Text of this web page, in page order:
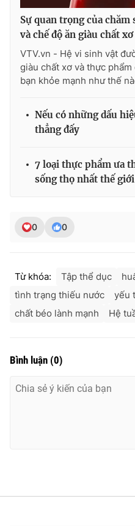
Ðiện thoại Thời báo VTV:
Email:toasoan@vtv.vn
Liên hệ quảng cáo:024-
thuận bằng văn bản. Ghi rõ
Sự quan trọng của
và chế độ ăn giàu chất xơ
VTV.vn - Hệ vi sinh vật
giàu chất xơ và thực
bạn khỏe mạnh như thế
Nếu có những dấu
thẳng đấy
7 loại thực phẩm ưa
sống thọ nhất thế giới
0 0
Từ khóa: Tập thể dục
tình trạng thiếu nước
yếu
chất béo lành mạnh
Hệ
Bình luận (0)